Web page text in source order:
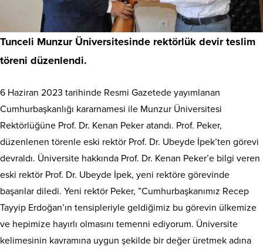
Tunceli Munzur Üniversitesinde rektörlük devir teslim
töreni düzenlendi.
6 Haziran 2023 tarihinde Resmi Gazetede yayımlanan
Cumhurbaşkanlığı kararnamesi ile Munzur Üniversitesi
Rektörlüğüne Prof. Dr. Kenan Peker atandı. Prof. Peker,
düzenlenen törenle eski rektör Prof. Dr. Ubeyde İpek’ten görevi
devraldı. Üniversite hakkında Prof. Dr. Kenan Peker’e bilgi veren
eski rektör Prof. Dr. Ubeyde İpek, yeni rektöre görevinde
başarılar diledi. Yeni rektör Peker, ”Cumhurbaşkanımız Recep
Tayyip Erdoğan’ın tensipleriyle geldiğimiz bu görevin ülkemize
ve hepimize hayırlı olmasını temenni ediyorum. Üniversite
kelimesinin kavramına uygun şekilde bir değer üretmek adına